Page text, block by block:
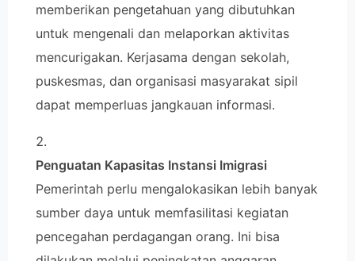
memberikan pengetahuan yang dibutuhkan
untuk mengenali dan melaporkan aktivitas
mencurigakan. Kerjasama dengan sekolah,
puskesmas, dan organisasi masyarakat sipil
dapat memperluas jangkauan informasi.
Penguatan Kapasitas Instansi Imigrasi
Pemerintah perlu mengalokasikan lebih banyak
sumber daya untuk memfasilitasi kegiatan
pencegahan perdagangan orang. Ini bisa